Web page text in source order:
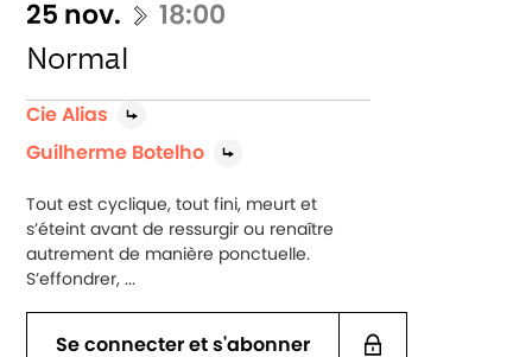
25 nov. 18:00
Normal
Cie Alias
Guilherme Botelho
Tout est cyclique, tout fini, meurt et
s’éteint avant de ressurgir ou renaître
autrement de manière ponctuelle.
S’effondrer, ...
Se connecter et s'abonner